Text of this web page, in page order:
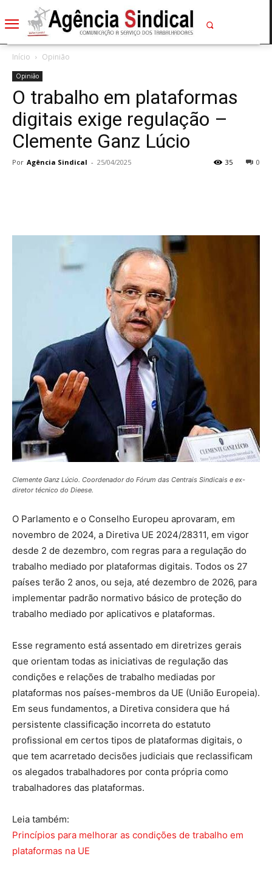
Início Opinião
Opinião
O trabalho em plataformas
digitais exige regulação –
Clemente Ganz Lúcio
Por Agência Sindical - 25/04/2025 0
35
Clemente Ganz Lúcio. Coordenador do Fórum das Centrais Sindicais e ex-
diretor técnico do Dieese.
O Parlamento e o Conselho Europeu aprovaram, em
novembro de 2024, a Diretiva UE 2024/28311, em vigor
desde 2 de dezembro, com regras para a regulação do
trabalho mediado por plataformas digitais. Todos os 27
países terão 2 anos, ou seja, até dezembro de 2026, para
implementar padrão normativo básico de proteção do
trabalho mediado por aplicativos e plataformas.
Esse regramento está assentado em diretrizes gerais
que orientam todas as iniciativas de regulação das
condições e relações de trabalho mediadas por
plataformas nos países-membros da UE (União Europeia).
Em seus fundamentos, a Diretiva considera que há
persistente classificação incorreta do estatuto
profissional em certos tipos de plataformas digitais, o
que tem acarretado decisões judiciais que reclassificam
os alegados trabalhadores por conta própria como
trabalhadores das plataformas.
Leia também:
Princípios para melhorar as condições de trabalho em
plataformas na UE